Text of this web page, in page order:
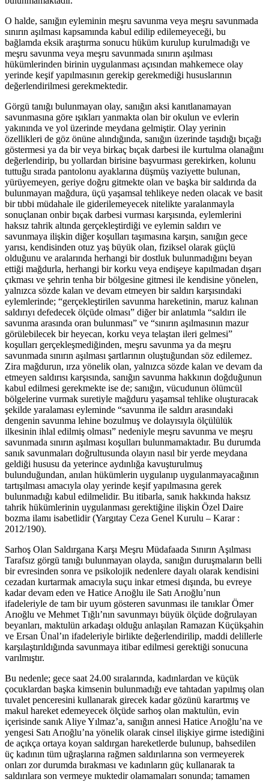
O halde, sanığın eyleminin meşru savunma veya meşru savunmada
sınırın aşılması kapsamında kabul edilip edilemeyeceği, bu
bağlamda eksik araştırma sonucu hüküm kurulup kurulmadığı ve
meşru savunma veya meşru savunmada sınırın aşılması
hükümlerinden birinin uygulanması açısından mahkemece olay
yerinde keşif yapılmasının gerekip gerekmediği hususlarının
değerlendirilmesi gerekmektedir.
Görgü tanığı bulunmayan olay, sanığın aksi kanıtlanamayan
savunmasına göre ışıkları yanmakta olan bir okulun ve evlerin
yakınında ve yol üzerinde meydana gelmiştir. Olay yerinin
özellikleri de göz önüne alındığında, sanığın üzerinde taşıdığı bıçağı
göstermesi ya da bir veya birkaç bıçak darbesi ile kurtulma olanağını
değerlendirip, bu yollardan birisine başvurması gerekirken, kolunu
tuttuğu sırada pantolonu ayaklarına düşmüş vaziyette bulunan,
yürüyemeyen, geriye doğru gitmekte olan ve başka bir saldırıda da
bulunmayan mağdura, üçü yaşamsal tehlikeye neden olacak ve basit
bir tıbbi müdahale ile giderilemeyecek nitelikte yaralanmayla
sonuçlanan onbir bıçak darbesi vurması karşısında, eylemlerini
haksız tahrik altında gerçekleştirdiği ve eylemin saldırı ve
savunmaya ilişkin diğer koşulları taşımasına karşın, sanığın gece
yarısı, kendisinden otuz yaş büyük olan, fiziksel olarak güçlü
olduğunu ve aralarında herhangi bir dostluk bulunmadığını beyan
ettiği mağdurla, herhangi bir korku veya endişeye kapılmadan dışarı
çıkması ve şehrin tenha bir bölgesine gitmesi ile kendisine yönelen,
yalnızca sözde kalan ve devam etmeyen bir saldırı karşısındaki
eylemlerinde; “gerçekleştirilen savunma hareketinin, maruz kalınan
saldırıyı defedecek ölçüde olması” diğer bir anlatımla “saldırı ile
savunma arasında oran bulunması” ve “sınırın aşılmasının mazur
görülebilecek bir heyecan, korku veya telaştan ileri gelmesi”
koşulları gerçekleşmediğinden, meşru savunma ya da meşru
savunmada sınırın aşılması şartlarının oluştuğundan söz edilemez.
Zira mağdurun, ırza yönelik olan, yalnızca sözde kalan ve devam da
etmeyen saldırısı karşısında, sanığın savunma hakkının doğduğunun
kabul edilmesi gerekmekte ise de; sanığın, vücudunun ölümcül
bölgelerine vurmak suretiyle mağduru yaşamsal tehlike oluşturacak
şekilde yaralaması eyleminde “savunma ile saldırı arasındaki
dengenin savunma lehine bozulmuş ve dolayısıyla ölçülülük
ilkesinin ihlal edilmiş olması” nedeniyle meşru savunma ve meşru
savunmada sınırın aşılması koşulları bulunmamaktadır. Bu durumda
sanık savunmaları doğrultusunda olayın nasıl bir yerde meydana
geldiği hususu da yeterince aydınlığa kavuşturulmuş
bulunduğundan, anılan hükümlerin uygulanıp uygulanmayacağının
tartışılması amacıyla olay yerinde keşif yapılmasına gerek
bulunmadığı kabul edilmelidir. Bu itibarla, sanık hakkında haksız
tahrik hükümlerinin uygulanması gerektiğine ilişkin Özel Daire
bozma ilamı isabetlidir (Yargıtay Ceza Genel Kurulu – Karar :
2012/190).
Sarhoş Olan Saldırgana Karşı Meşru Müdafaada Sınırın Aşılması
Tarafsız görgü tanığı bulunmayan olayda, sanığın duruşmaların belli
bir evresinden sonra ve psikolojik nedenlere dayalı olarak kendisini
cezadan kurtarmak amacıyla suçu inkar etmesi dışında, bu evreye
kadar devam eden ve Hatice Arıoğlu ile Satı Arıoğlu’nun
ifadeleriyle de tam bir uyum gösteren savunması ile tanıklar Ömer
Arıoğlu ve Mehmet Tığlı’nın savunmayı büyük ölçüde doğrulayan
beyanları, maktulün arkadaşı olduğu anlaşılan Ramazan Küçükşahin
ve Ersan Ünal’ın ifadeleriyle birlikte değerlendirilip, maddi delillerle
karşılaştırıldığında savunmaya itibar edilmesi gerektiği sonucuna
varılmıştır.
Bu nedenle; gece saat 24.00 sıralarında, kadınlardan ve küçük
çocuklardan başka kimsenin bulunmadığı eve tahtadan yapılmış olan
tuvalet penceresini kullanarak girecek kadar gözünü karartmış ve
makul hareket edemeyecek ölçüde sarhoş olan maktulün, evin
içerisinde sanık Aliye Yılmaz’a, sanığın annesi Hatice Arıoğlu’na ve
yengesi Satı Arıoğlu’na yönelik olarak cinsel ilişkiye girme istediğini
de açıkça ortaya koyan saldırgan hareketlerde bulunup, bahsedilen
üç kadının tüm uğraşlarına rağmen saldırılarına son vermeyerek
onları zor durumda bırakması ve kadınların güç kullanarak ta
saldırılara son vermeye muktedir olamamaları sonunda; tamamen